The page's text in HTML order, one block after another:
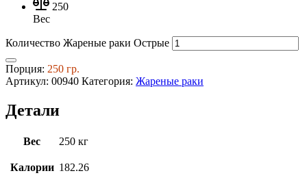
250
Вес
Количество Жареные раки Острые
Порция: 250 гр.
Артикул: 00940 Категория: Жареные раки
Детали
Вес 250 кг
Калории 182.26